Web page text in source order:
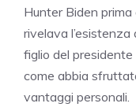
Hunter Biden prima
rivelava l’esistenza
figlio del
come abbia
vantaggi personali.